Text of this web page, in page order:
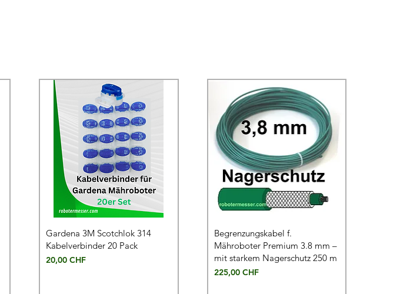
Gardena 3M Scotchlok 314
Kabelverbinder 20 Pack
Preis
20,00 CHF
Begrenzungskabel f.
Mähroboter Premium 3.8 mm –
mit starkem Nagerschutz 250 m
Preis
225,00 CHF